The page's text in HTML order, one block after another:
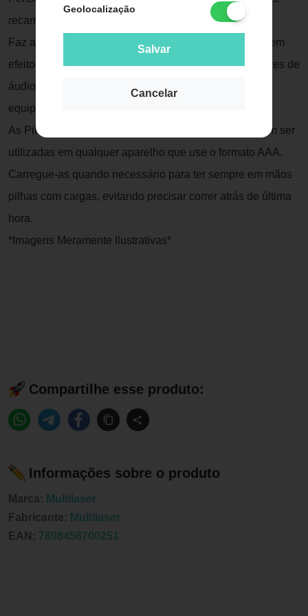
Geolocalização
Salvar
Cancelar
recarregáveis.
Faz aproximadamente 1.000 ciclos de recarga e não tem
efeito memória. Ideal para câmeras digitais, reprodutores de
áudio, rádios intercomunicadores, GPS e outros
equipamentos.
As Pilhas Recarregáveis CB051 AAA 1000mAh podem ser
utilizadas em qualquer aparelho que use o formato AAA.
Carregue-as quando necessário para ter sempre em mãos
pilhas com cargas, evitando precisar correr atrás de última
hora.
*Imagens Meramente Ilustrativas*
Compartilhe esse produto:
Informações sobre o produto
Marca: Multilaser
Fabricante: Multilaser
EAN: 7898458700251